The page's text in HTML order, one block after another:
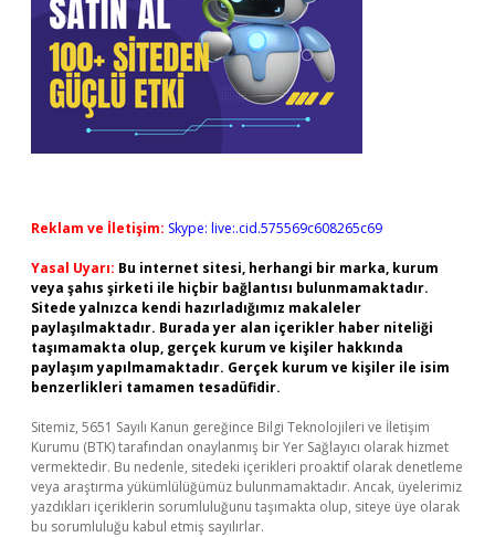
Reklam ve İletişim: Skype: live:.cid.575569c608265c69
Yasal Uyarı: Bu internet sitesi, herhangi bir marka, kurum
veya şahıs şirketi ile hiçbir bağlantısı bulunmamaktadır.
Sitede yalnızca kendi hazırladığımız makaleler
paylaşılmaktadır. Burada yer alan içerikler haber niteliği
taşımamakta olup, gerçek kurum ve kişiler hakkında
paylaşım yapılmamaktadır. Gerçek kurum ve kişiler ile isim
benzerlikleri tamamen tesadüfidir.
Sitemiz, 5651 Sayılı Kanun gereğince Bilgi Teknolojileri ve İletişim
Kurumu (BTK) tarafından onaylanmış bir Yer Sağlayıcı olarak hizmet
vermektedir. Bu nedenle, sitedeki içerikleri proaktif olarak denetleme
veya araştırma yükümlülüğümüz bulunmamaktadır. Ancak, üyelerimiz
yazdıkları içeriklerin sorumluluğunu taşımakta olup, siteye üye olarak
bu sorumluluğu kabul etmiş sayılırlar.